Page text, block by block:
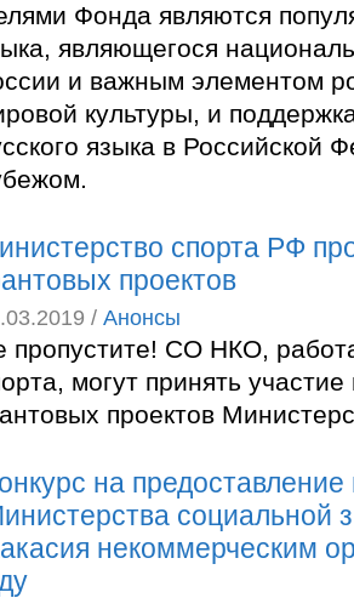
Фонда являются
являющегося
и важным элементом
культуры, и
языка в Российской
спорта РФ
проектов
/ Анонсы
пропустите! СО НКО,
могут принять участие
проектов
на предоставление
социальной
некоммерческим